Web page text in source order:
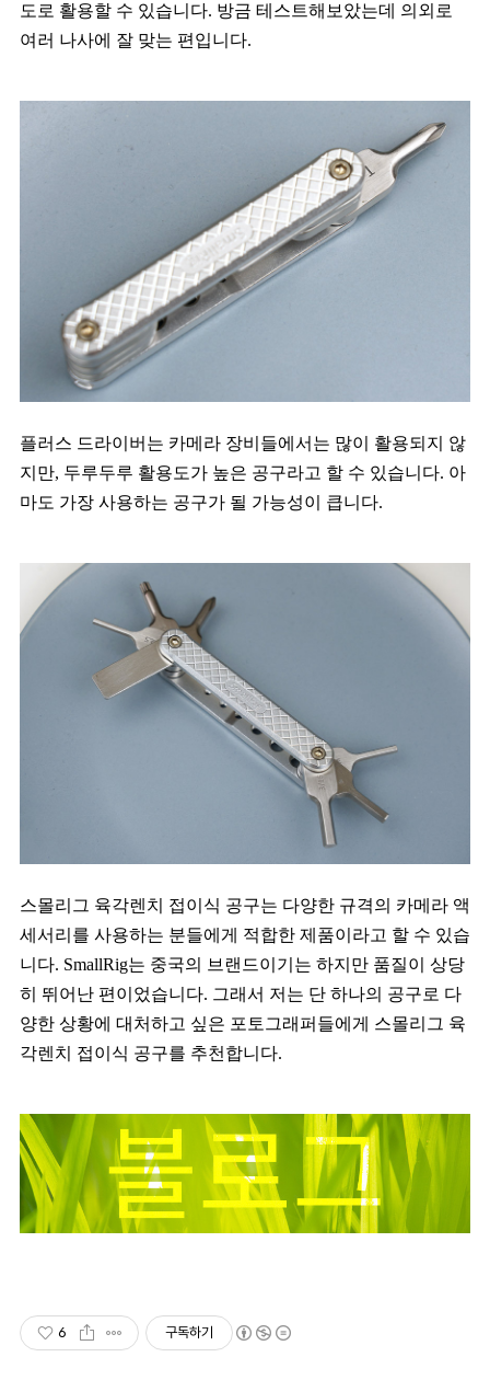
도로 활용할 수 있습니다. 방금 테스트해보았는데 의외로
여러 나사에 잘 맞는 편입니다.
플러스 드라이버는 카메라 장비들에서는 많이 활용되지 않
지만, 두루두루 활용도가 높은 공구라고 할 수 있습니다. 아
마도 가장 사용하는 공구가 될 가능성이 큽니다.
스몰리그 육각렌치 접이식 공구는 다양한 규격의 카메라 액
세서리를 사용하는 분들에게 적합한 제품이라고 할 수 있습
니다. SmallRig는 중국의 브랜드이기는 하지만 품질이 상당
히 뛰어난 편이었습니다. 그래서 저는 단 하나의 공구로 다
양한 상황에 대처하고 싶은 포토그래퍼들에게 스몰리그 육
각렌치 접이식 공구를 추천합니다.
6 구독하기